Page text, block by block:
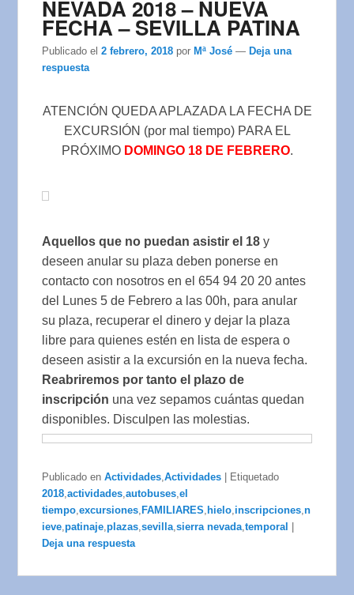
NEVADA 2018 – NUEVA
FECHA – SEVILLA PATINA
Publicado el2 febrero, 2018 por Mª José — Deja una
respuesta
ATENCIÓN QUEDA APLAZADA LA FECHA DE
EXCURSIÓN (por mal tiempo) PARA EL
PRÓXIMO DOMINGO 18 DE FEBRERO.
Aquellos que no puedan asistir el 18 y
deseen anular su plaza deben ponerse en
contacto con nosotros en el 654 94 20 20 antes
del Lunes 5 de Febrero a las 00h, para anular
su plaza, recuperar el dinero y dejar la plaza
libre para quienes estén en lista de espera o
deseen asistir a la excursión en la nueva fecha.
Reabriremos por tanto el plazo de
inscripción una vez sepamos cuántas quedan
disponibles. Disculpen las molestias.
Publicado en Actividades,Actividades
Etiquetado
2018,actividades,autobuses,el
tiempo,excursiones, FAMILIARES, hielo,inscripciones,n
ieve,patinaje,plazas,sevilla,sierra nevada,temporal
Deja una respuesta